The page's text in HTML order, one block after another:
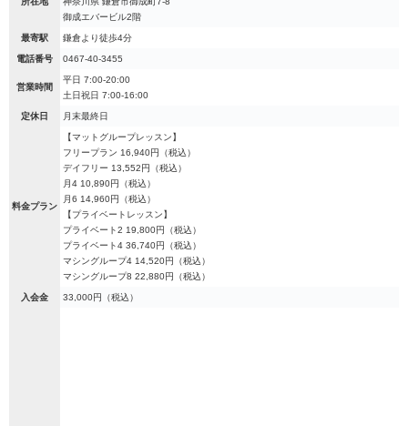
御成エバービル2階
最寄駅 鎌倉より徒歩4分
電話番号 0467-40-3455
営業時間
平日 7:00-20:00
土日祝日 7:00-16:00
定休日 月末最終日
料金プラン
【マットグループレッスン】
フリープラン 16,940円（税込）
デイフリー 13,552円（税込）
月4 10,890円（税込）
月6 14,960円（税込）
【プライベートレッスン】
プライベート2 19,800円（税込）
プライベート4 36,740円（税込）
マシングループ4 14,520円（税込）
マシングループ8 22,880円（税込）
入会金 33,000円（税込）